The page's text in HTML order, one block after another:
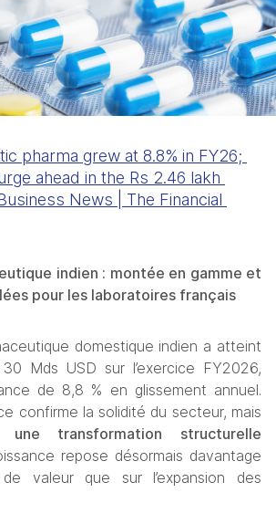
pharma grew at 8.8% in FY26;
ahead in the Rs 2.46 lakh
News | The Financial
indien : montée en gamme et
pour les laboratoires français
domestique indien a atteint
Mds USD sur l’exercice FY2026,
de 8,8 % en glissement annuel.
confirme la solidité du secteur, mais
une transformation structurelle
repose désormais davantage
valeur que sur l’expansion des